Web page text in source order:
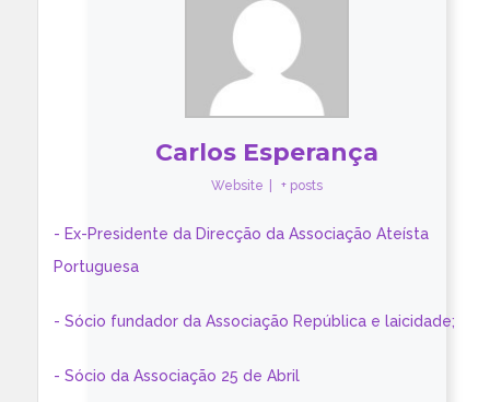
Carlos Esperança
Website + posts
- Ex-Presidente da Direcção da Associação Ateísta
Portuguesa
- Sócio fundador da Associação República e laicidade;
- Sócio da Associação 25 de Abril